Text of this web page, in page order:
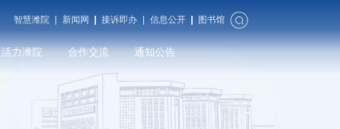
智慧潍院 新闻网 接诉即办 信息公开 图书馆
活力潍院 合作交流
合作发展
对外交流
通知公告